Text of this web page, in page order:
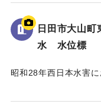
地面から3mの位置に
｜固有コード: 005430101
日田市大山
水 水位標
昭和28年西日本水害